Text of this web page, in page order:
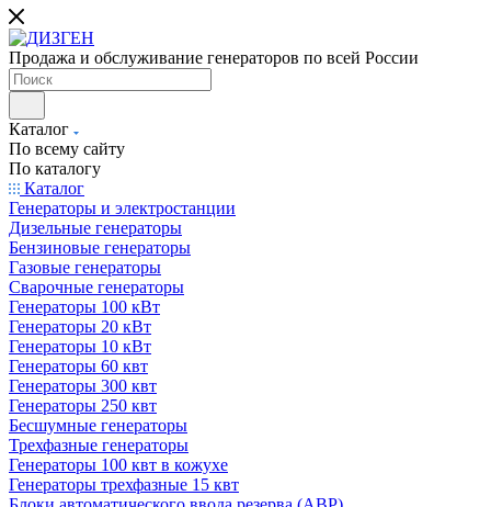
Продажа и обслуживание генераторов по всей России
Каталог
По всему сайту
По каталогу
Каталог
Генераторы и электростанции
Дизельные генераторы
Бензиновые генераторы
Газовые генераторы
Сварочные генераторы
Генераторы 100 кВт
Генераторы 20 кВт
Генераторы 10 кВт
Генераторы 60 квт
Генераторы 300 квт
Генераторы 250 квт
Бесшумные генераторы
Трехфазные генераторы
Генераторы 100 квт в кожухе
Генераторы трехфазные 15 квт